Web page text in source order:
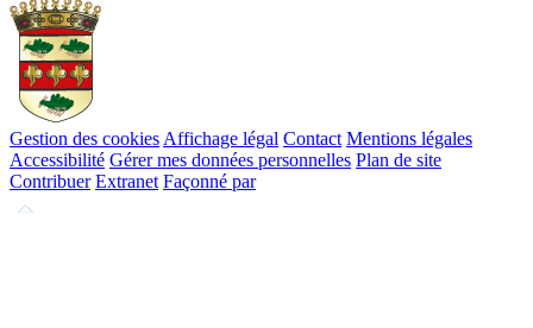
Gestion des cookies Affichage légal Contact Mentions légales
Accessibilité Gérer mes données personnelles Plan de site
Contribuer Extranet Façonné par